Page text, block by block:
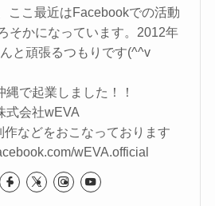
ここ最近はFacebookでの活動
そかになっています。2012年
と頑張るつもりです(^^v
縄で起業しました！！
式会社wEVA
作などをおこなっております
wEVA.official